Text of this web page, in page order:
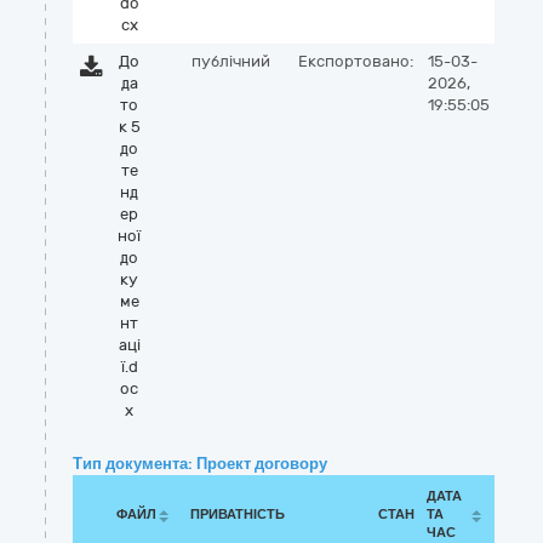
cx
До
да
то
к 5
до
те
нд
ер
ної
до
ку
ме
нт
аці
ї.d
oc
x
публічний Експортовано:
15-03-
2026,
19:55:05
Тип документа: Проект договору
ФАЙЛ ПРИВАТНІСТЬ СТАН
ДАТА
ТА
ЧАС